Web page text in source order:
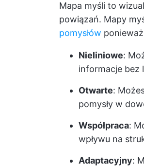
Mapa myśli to
powiązań. Mapy
pomysłów
Nieliniowe:
informacje bez
Otwarte:
pomysły w
Współpraca:
wpływu na
Adaptacyjny: